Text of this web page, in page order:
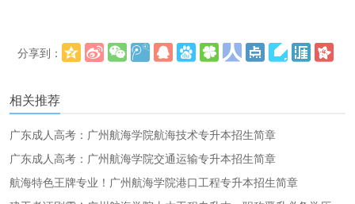
分享到：
相关推荐
广东成人高考：广州航海学院航海技术专升本招生简章
广东成人高考：广州航海学院交通运输专升本招生简章
航海特色王牌专业！广州航海学院港口工程专升本招生简章